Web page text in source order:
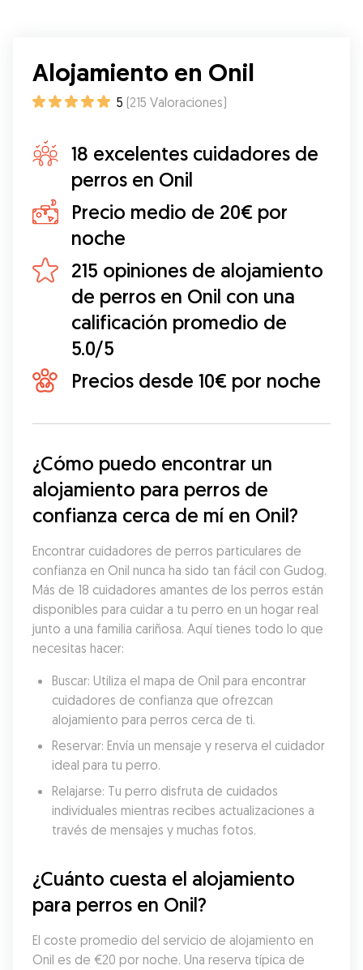
Alojamiento en Onil
5 (215 Valoraciones)
18 excelentes cuidadores de
perros en Onil
Precio medio de 20€ por
noche
215 opiniones de alojamiento
de perros en Onil con una
calificación promedio de
5.0/5
Precios desde 10€ por noche
¿Cómo puedo encontrar un
alojamiento para perros de
confianza cerca de mí en Onil?
Encontrar cuidadores de perros particulares de
confianza en Onil nunca ha sido tan fácil con Gudog.
Más de 18 cuidadores amantes de los perros están
disponibles para cuidar a tu perro en un hogar real
junto a una familia cariñosa. Aquí tienes todo lo que
necesitas hacer:
Buscar: Utiliza el mapa de Onil para encontrar
cuidadores de confianza que ofrezcan
alojamiento para perros cerca de ti.
Reservar: Envía un mensaje y reserva el cuidador
ideal para tu perro.
Relajarse: Tu perro disfruta de cuidados
individuales mientras recibes actualizaciones a
través de mensajes y muchas fotos.
¿Cuánto cuesta el alojamiento
para perros en Onil?
El coste promedio del servicio de alojamiento en
Onil es de €20 por noche. Una reserva típica de